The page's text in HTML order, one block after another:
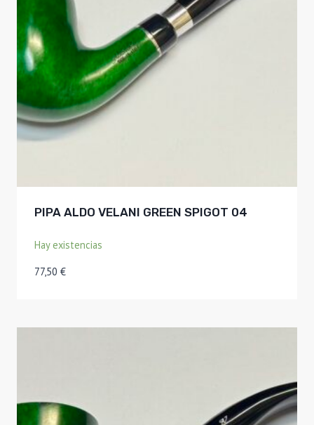
PIPA ALDO VELANI GREEN SPIGOT 04
Hay existencias
77,50 €